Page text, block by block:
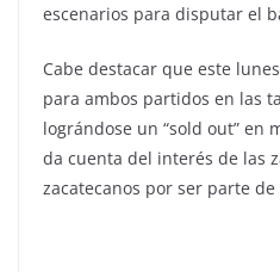
escenarios para disputar el
Cabe destacar que este
para ambos partidos en las
lográndose un “sold out” en
da cuenta del interés de las
zacatecanos por ser parte